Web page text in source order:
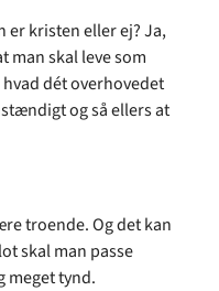
er kristen eller ej? Ja,
man skal leve som
dét overhovedet
og så ellers at
troende. Og det kan
skal man passe
meget tynd.